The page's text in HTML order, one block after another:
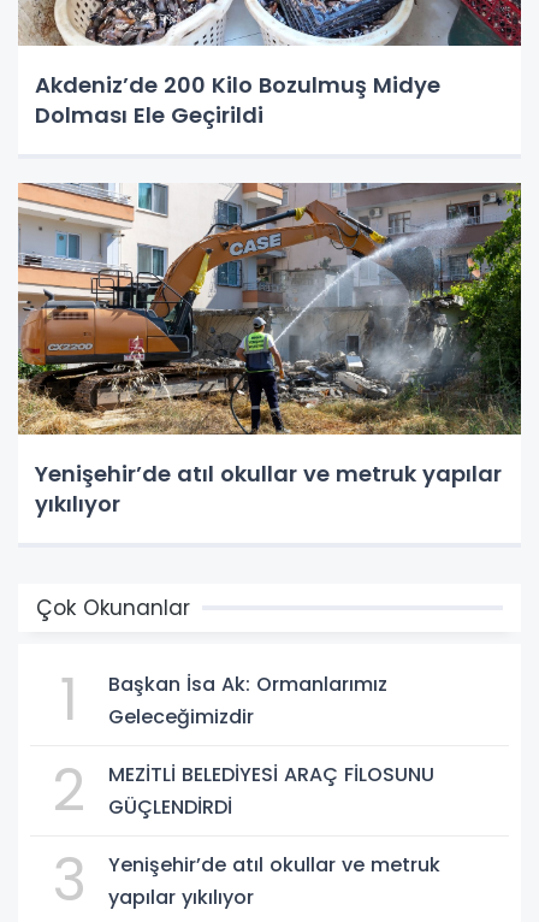
Akdeniz’de 200 Kilo Bozulmuş Midye
Dolması Ele Geçirildi
Yenişehir’de atıl okullar ve metruk yapılar
yıkılıyor
Çok Okunanlar
1
Başkan İsa Ak: Ormanlarımız
Geleceğimizdir
2
MEZİTLİ BELEDİYESİ ARAÇ FİLOSUNU
GÜÇLENDİRDİ
3
Yenişehir’de atıl okullar ve metruk
yapılar yıkılıyor